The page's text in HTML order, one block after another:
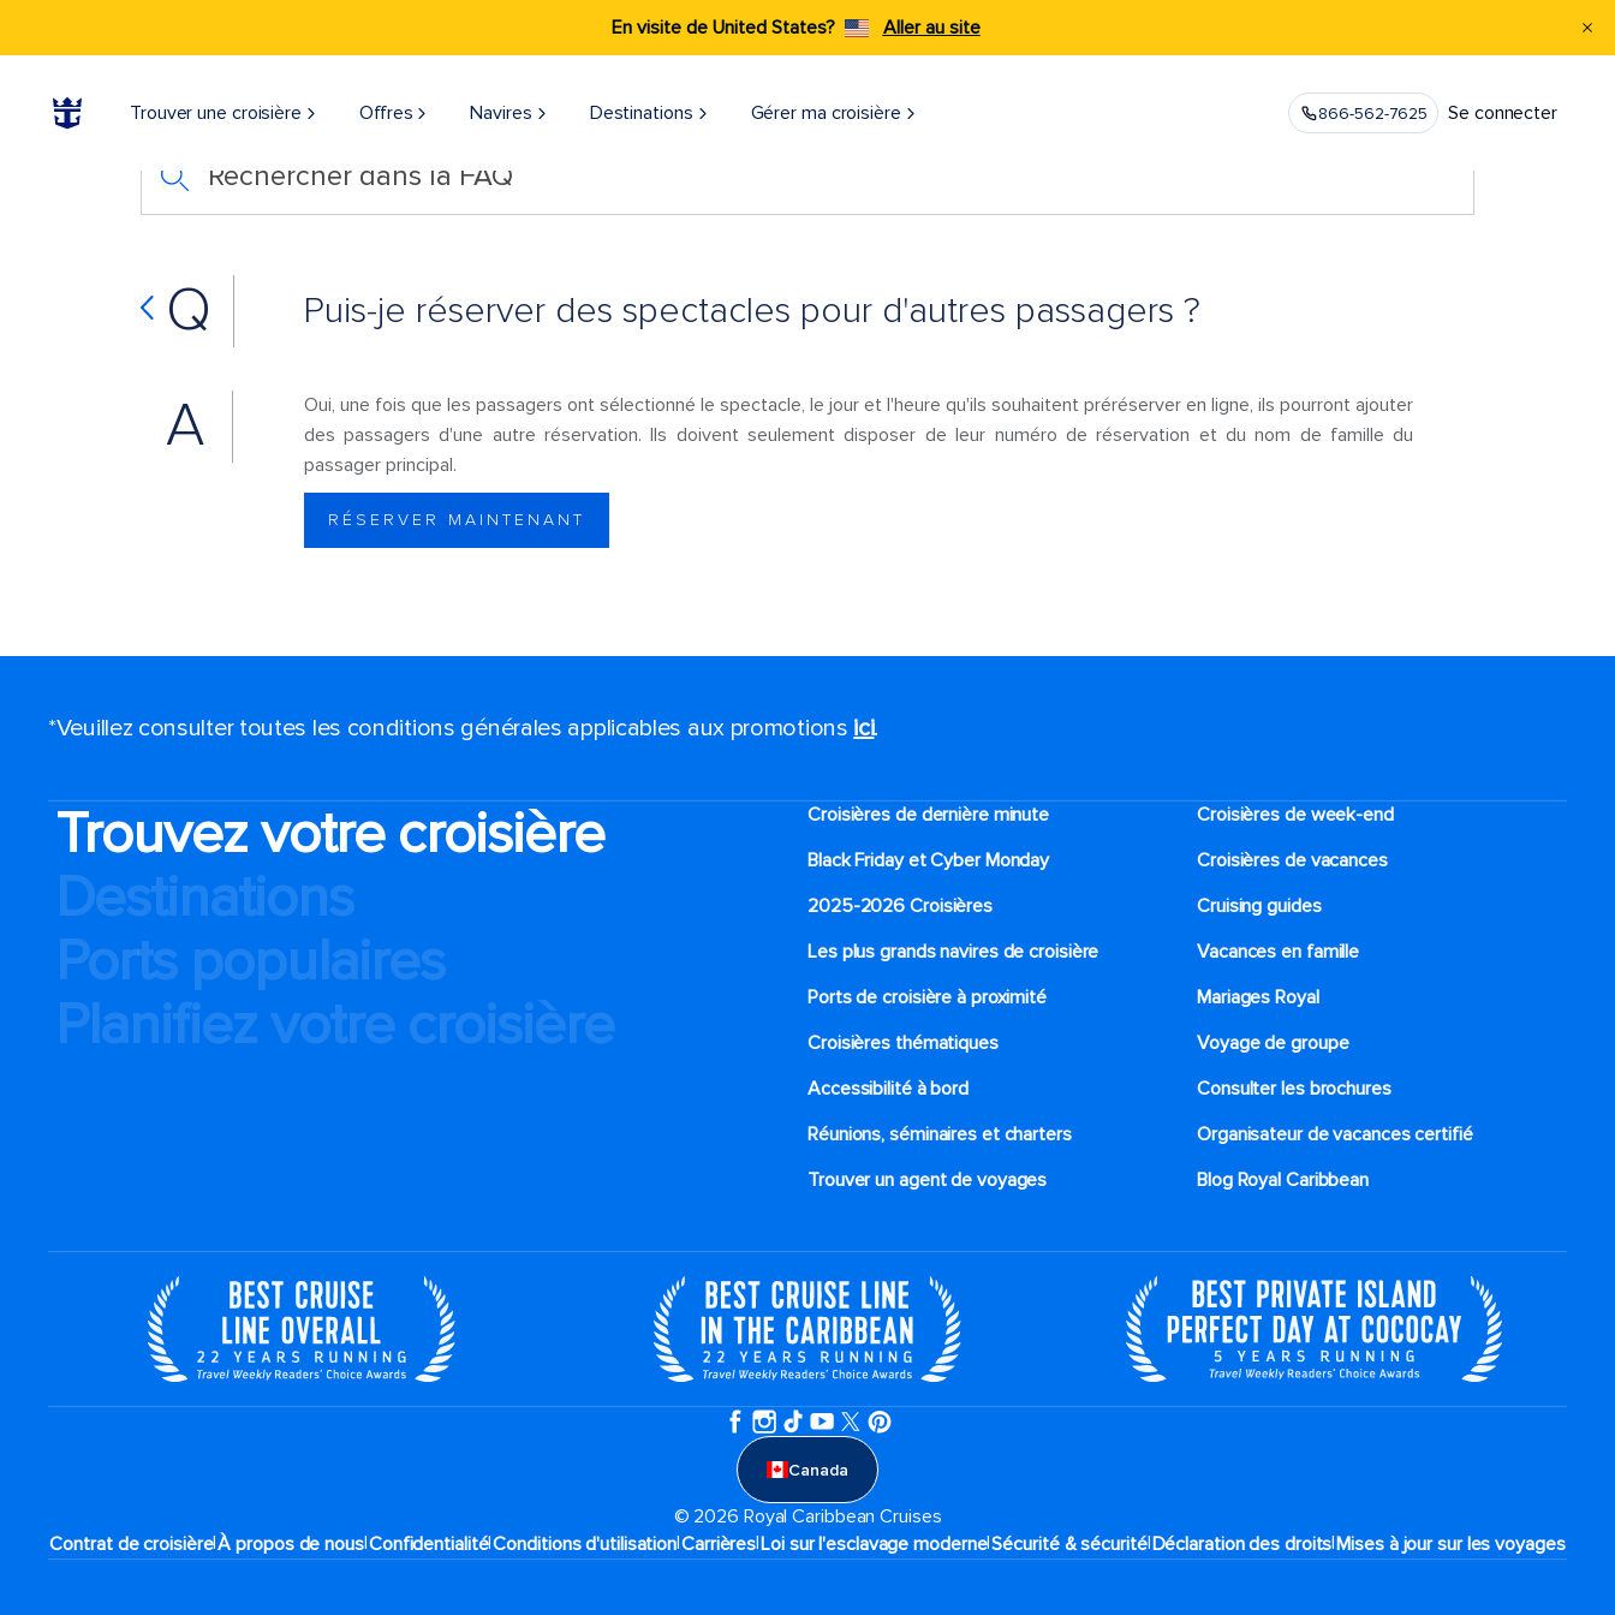
En visite de United States? Aller au site
Trouver une croisière Offres Navires Destinations Gérer ma croisière​ 866-562-7625 Se connecter
Rechercher dans la FAQ
Q Puis-je réserver des spectacles pour d'autres passagers ?
A
Oui, une fois que les passagers ont sélectionné le spectacle, le jour et l'heure qu'ils souhaitent préréserver en ligne, ils pourront ajouter
des passagers d'une autre réservation. Ils doivent seulement disposer de leur numéro de réservation et du nom de famille du
passager principal.
RÉSERVER MAINTENANT
*Veuillez consulter toutes les conditions générales applicables aux promotions ici.
Trouvez votre croisière
Destinations
Ports populaires
Planifiez votre croisière
Croisières de dernière minute
Croisières de week-end
Black Friday et Cyber Monday
Croisières de vacances
2025-2026 Croisières
Cruising guides
Les plus grands navires de croisière
Vacances en famille
Ports de croisière à proximité
Mariages Royal
Croisières thématiques
Voyage de groupe​
Accessibilité à bord​
Consulter les brochures
Réunions, séminaires et charters
Organisateur de vacances certifié
Trouver un agent de voyages
Blog Royal Caribbean
Canada
© 2026 Royal Caribbean Cruises
Contrat de croisière|À propos de nous|Confidentialité|Conditions d'utilisation|Carrières|Loi sur l'esclavage moderne|Sécurité & sécurité|Déclaration des droits|Mises à jour sur les voyages